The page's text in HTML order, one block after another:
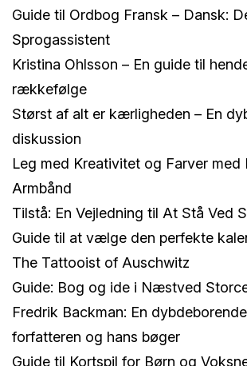
Guide til Ordbog Fransk – Dansk:
Sprogassistent
Kristina Ohlsson – En guide til
rækkefølge
Størst af alt er kærligheden – En
diskussion
Leg med Kreativitet og Farver med
Armbånd
Tilstå: En Vejledning til At Stå Ved
Guide til at vælge den perfekte
The Tattooist of Auschwitz
Guide: Bog og ide i Næstved
Fredrik Backman: En
forfatteren og hans bøger
Guide til Kortspil for Børn og